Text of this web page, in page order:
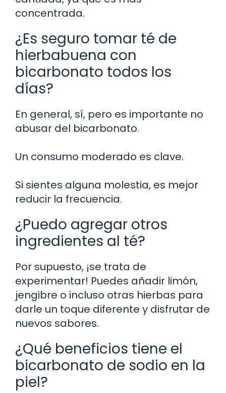
concentrada.
¿Es seguro tomar té de
hierbabuena con
bicarbonato todos los
días?
En general, sí, pero es importante no
abusar del bicarbonato.
Un consumo moderado es clave.
Si sientes alguna molestia, es mejor
reducir la frecuencia.
¿Puedo agregar otros
ingredientes al té?
Por supuesto, ¡se trata de
experimentar! Puedes añadir limón,
jengibre o incluso otras hierbas para
darle un toque diferente y disfrutar de
nuevos sabores.
¿Qué beneficios tiene el
bicarbonato de sodio en la
piel?